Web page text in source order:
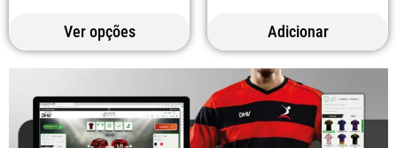
Ver opções Adicionar